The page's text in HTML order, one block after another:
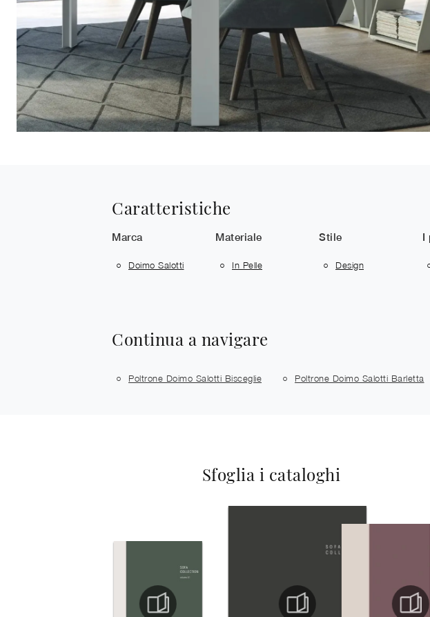
Caratteristiche
Marca
Doimo Salotti
Materiale
In Pelle
Stile
Design
I
Continua a navigare
Poltrone Doimo Salotti Bisceglie Poltrone Doimo Salotti Barletta
Sfoglia i cataloghi